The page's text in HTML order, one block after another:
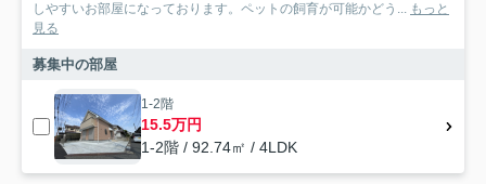
しやすいお部屋になっております。ペットの飼育が可能かどう... もっと
見る
募集中の部屋
1-2階
15.5万円
1-2階 / 92.74㎡ / 4LDK